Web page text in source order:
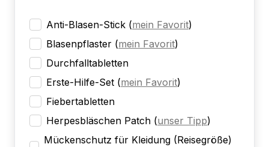
Anti-Blasen-Stick (mein Favorit)
Blasenpflaster (mein Favorit)
Durchfalltabletten
Erste-Hilfe-Set (mein Favorit)
Fiebertabletten
Herpesbläschen Patch (unser Tipp)
Mückenschutz für Kleidung (Reisegröße)